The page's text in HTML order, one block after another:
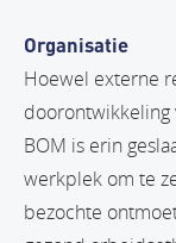
Organisatie
Hoewel externe
doorontwikkeling
BOM is erin
werkplek om te
bezochte